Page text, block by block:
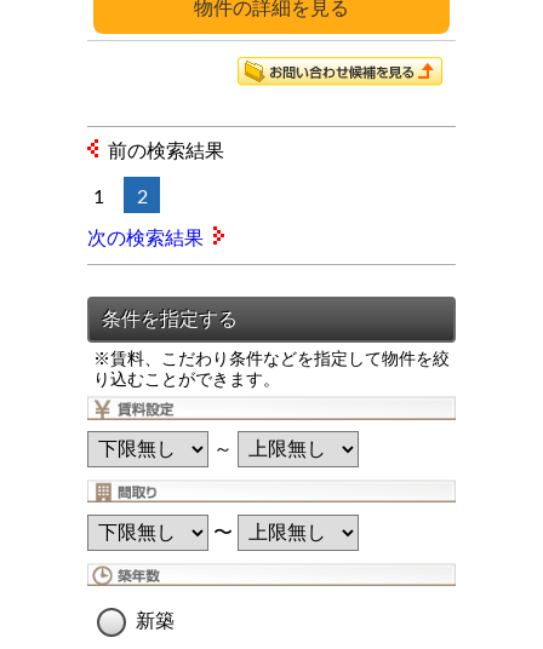
※賃料、こだわり条件などを指定して物件を絞
り込むことができます。
～
〜
新築
詳細
前の検索結果
1 2
次の検索結果